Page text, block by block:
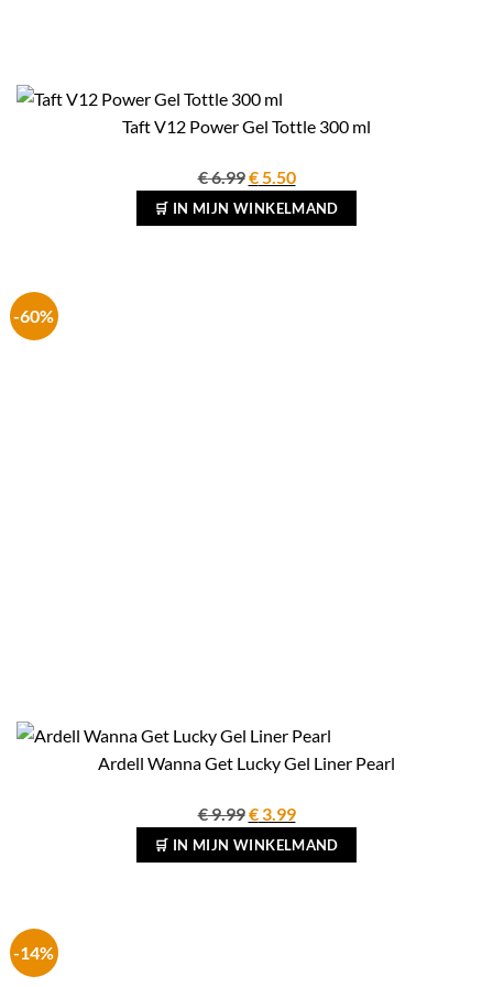
Taft V12 Power Gel Tottle 300 ml
€6.99Oorspronkelijke
prijs
was:
€5.50Huidige
prijs
is:
🛒 IN MIJN WINKELMAND
-60%
Ardell Wanna Get Lucky Gel Liner Pearl
€9.99Oorspronkelijke
prijs
was:
€3.99Huidige
prijs
is:
🛒 IN MIJN WINKELMAND
-14%